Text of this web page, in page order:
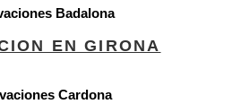
Badalona
EN GIRONA
Cardona